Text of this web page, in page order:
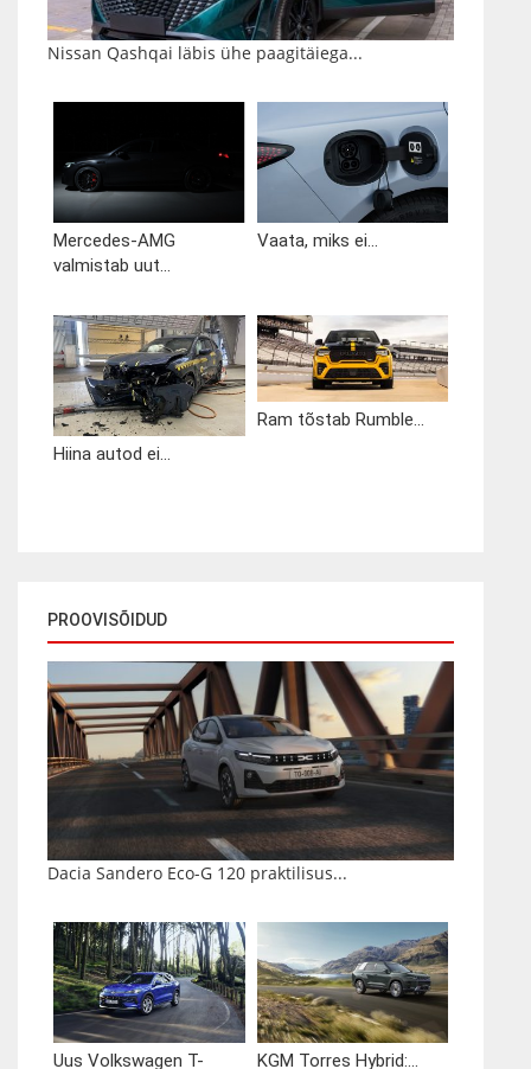
Nissan Qashqai läbis ühe paagitäiega...
Mercedes-AMG
valmistab uut...
Vaata, miks ei...
Hiina autod ei...
Ram tõstab Rumble...
PROOVISÕIDUD
Dacia Sandero Eco-G 120 praktilisus...
Uus Volkswagen T- KGM Torres Hybrid:...